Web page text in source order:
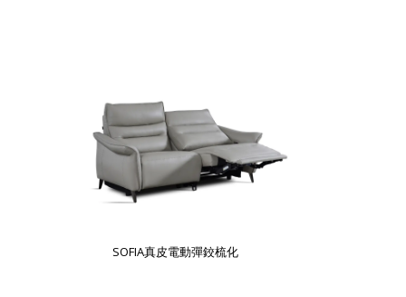
SOFIA真皮電動彈鉸梳化